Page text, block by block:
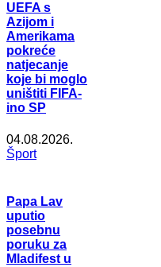
UEFA s
Azijom i
Amerikama
pokreće
natjecanje
koje bi moglo
uništiti FIFA-
ino SP
04.08.2026.
Šport
Papa Lav
uputio
posebnu
poruku za
Mladifest u